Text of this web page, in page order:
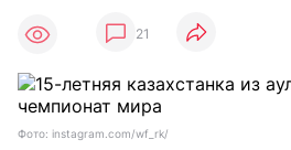
21
Фото: instagram.com/wf_rk/